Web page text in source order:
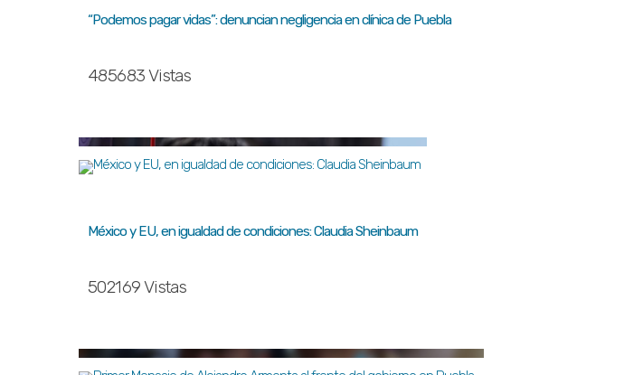
“Podemos pagar vidas”: denuncian negligencia en clínica de Puebla
485683 Vistas
México y EU, en igualdad de condiciones: Claudia Sheinbaum
502169 Vistas